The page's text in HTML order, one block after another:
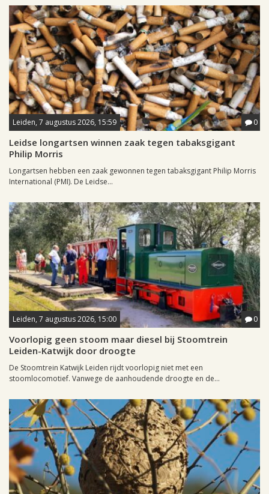
Leiden, 7 augustus 2026, 15:59 0
Leidse longartsen winnen zaak tegen tabaksgigant
Philip Morris
Longartsen hebben een zaak gewonnen tegen tabaksgigant Philip Morris
International (PMI). De Leidse...
Leiden, 7 augustus 2026, 15:00 0
Voorlopig geen stoom maar diesel bij Stoomtrein
Leiden-Katwijk door droogte
De Stoomtrein Katwijk Leiden rijdt voorlopig niet met een
stoomlocomotief. Vanwege de aanhoudende droogte en de...